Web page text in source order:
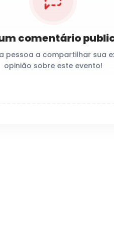
comentário
pessoa a compartilhar sua
opinião sobre este evento!